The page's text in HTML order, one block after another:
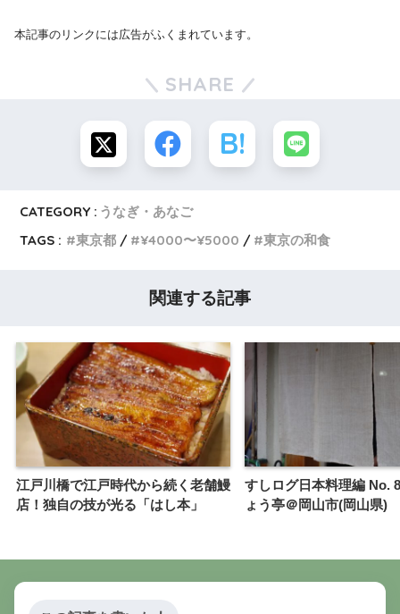
本記事のリンクには広告がふくまれています。
SHARE
CATEGORY : うなぎ・あなご
TAGS :
東京都 ¥4000〜¥5000 東京の和食
関連する記事
江戸川橋で江戸時代から続く老舗鰻
店！独自の技が光る「はし本」
すしログ日本料理編
ょう亭＠岡山市(岡山県)